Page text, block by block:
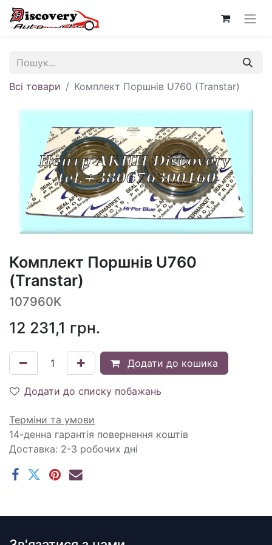
Всі товари Комплект Поршнів U760 (Transtar)
Комплект Поршнів U760
(Transtar)
107960K
12 231,1 грн.
Додати до кошика
Додати до списку побажань
Терміни та умови
14-денна гарантія повернення коштів
Доставка: 2-3 робочих дні